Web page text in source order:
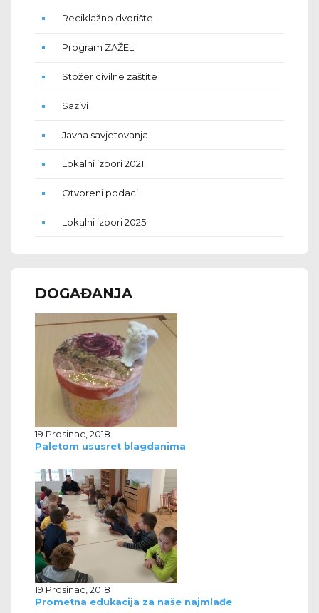
Reciklažno dvorište
Program ZAŽELI
Stožer civilne zaštite
Sazivi
Javna savjetovanja
Lokalni izbori 2021
Otvoreni podaci
Lokalni izbori 2025
DOGAĐANJA
19 Prosinac, 2018
Paletom ususret blagdanima
19 Prosinac, 2018
Prometna edukacija za naše najmlađe